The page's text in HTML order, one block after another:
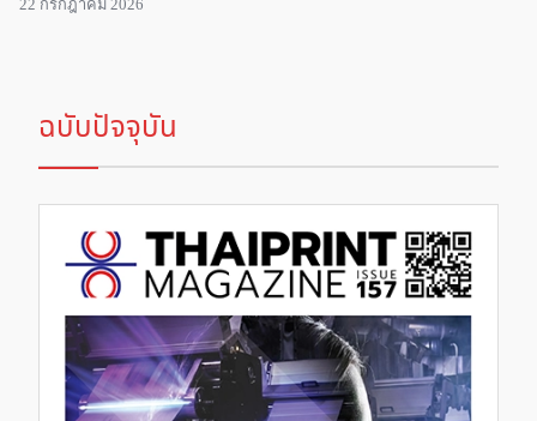
22 กรกฎาคม 2026
ฉบับปัจจุบัน